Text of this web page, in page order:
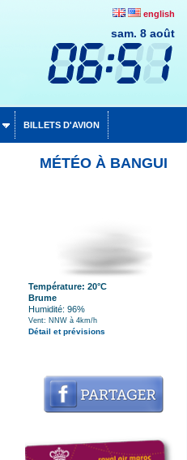
english
sam. 8 août
BILLETS D'AVION
MÉTÉO À BANGUI
Température: 20°C
Brume
Humidité: 96%
Vent: NNW à 4km/h
Détail et prévisions